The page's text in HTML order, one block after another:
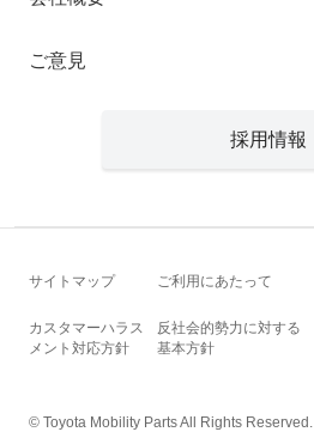
ご意見
採用情報
サイトマップ ご利用にあたって
カスタマーハラス
メント対応方針
反社会的勢力に対する
基本方針
© Toyota Mobility Parts All Rights Reserved.